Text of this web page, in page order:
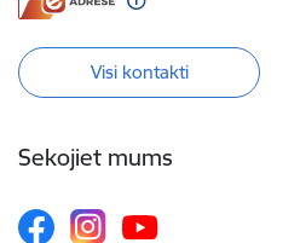
Visi kontakti
Sekojiet mums